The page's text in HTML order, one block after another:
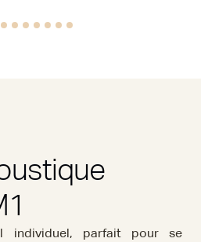
individuel, parfait pour se